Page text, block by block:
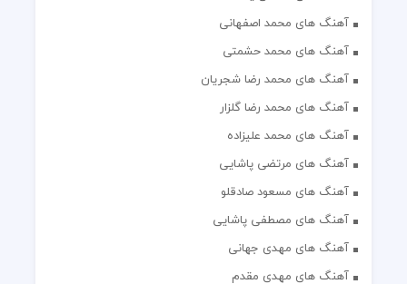
آهنگ های محمد اصفهانی
آهنگ های محمد حشمتی
آهنگ های محمد رضا شجریان
آهنگ های محمد رضا گلزار
آهنگ های محمد علیزاده
آهنگ های مرتضی پاشایی
آهنگ های مسعود صادقلو
آهنگ های مصطفی پاشایی
آهنگ های مهدی جهانی
آهنگ های مهدی مقدم